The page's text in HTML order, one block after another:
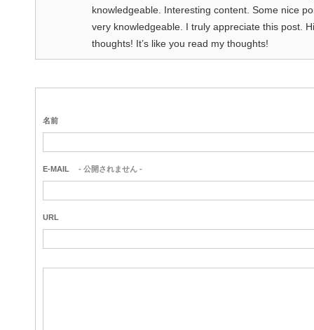
knowledgeable. Interesting content. Some nice
very knowledgeable. I truly appreciate this post.
thoughts! It’s like you read my thoughts!
名前
E-MAIL - 公開されません -
URL